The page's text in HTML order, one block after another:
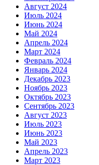
Август 2024
Июль 2024
Июнь 2024
Май 2024
Апрель 2024
Март 2024
Февраль 2024
Январь 2024
Декабрь 2023
Ноябрь 2023
Октябрь 2023
Сентябрь 2023
Август 2023
Июль 2023
Июнь 2023
Май 2023
Апрель 2023
Март 2023